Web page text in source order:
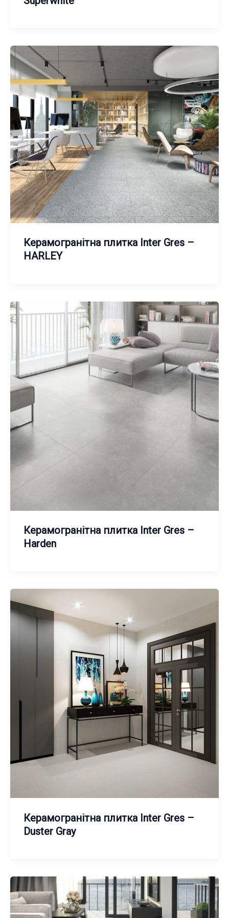
Керамогранітна плитка Inter Gres –
HARLEY
Керамогранітна плитка Inter Gres –
Harden
Керамогранітна плитка Inter Gres –
Duster Gray